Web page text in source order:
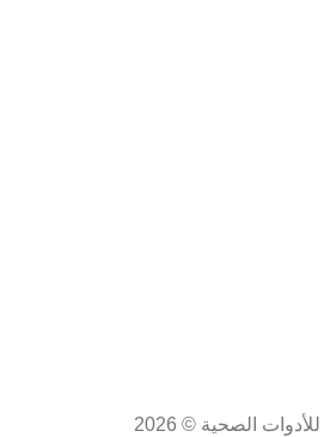
الصحية © 2026